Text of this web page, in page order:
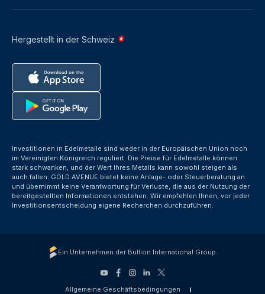
Hergestellt in der Schweiz
Investitionen in Edelmetalle sind weder in der Europäischen Union noch
im Vereinigten Königreich reguliert. Die Preise für Edelmetalle können
stark schwanken, und der Wert Ihres Metalls kann sowohl steigen als
auch fallen. GOLD AVENUE bietet keine Anlage- oder Steuerberatung an
und übernimmt keine Verantwortung für Verluste, die aus der Nutzung der
bereitgestellten Informationen entstehen. Wir empfehlen Ihnen, vor jeder
Investitionsentscheidung eigene Recherchen durchzuführen.
Ein Unternehmen der Bullion International Group
Allgemeine Geschäftsbedingungen